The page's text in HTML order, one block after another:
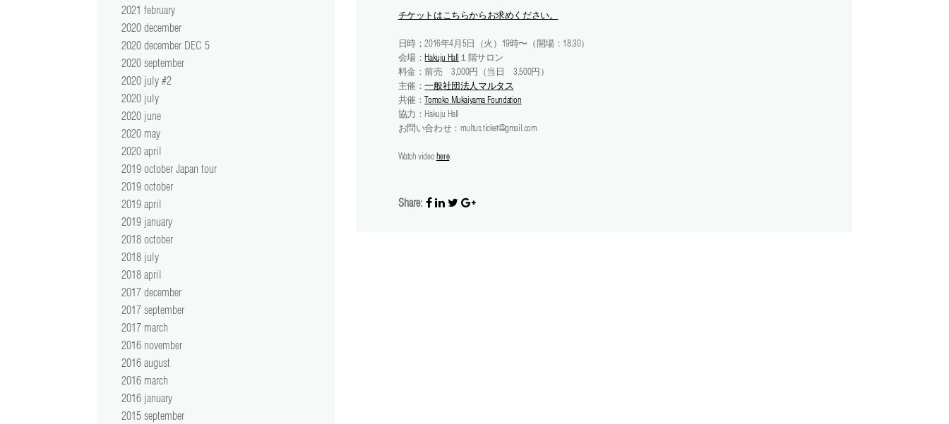
チケットはこちらからお求めください。
日時；2016年4月5日（火）19時〜（開場：18:30）
会場：Hakuju Hall １階サロン
料金：前売 3,000円（当日 3,500円）
主催：一般社団法人マルタス
共催：Tomoko Mukaiyama Foundation
協力：Hakuju Hall
お問い合わせ：multus.ticket@gmail.com
Watch videohere.
Share:
2021 february
2020 december
2020 december DEC 5
2020 september
2020 july #2
2020 july
2020 june
2020 may
2020 april
2019 october Japan tour
2019 october
2019 april
2019 january
2018 october
2018 july
2018 april
2017 december
2017 september
2017 march
2016 november
2016 august
2016 march
2016 january
2015 september